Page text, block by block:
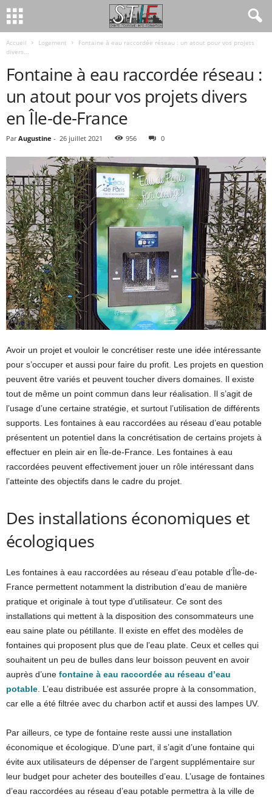
Accueil Logement
Fontaine à eau raccordée réseau : un atout pour vos projets
divers...
Fontaine à eau raccordée réseau :
un atout pour vos projets divers
en Île-de-France
Par Augustine - 26 juillet 2021 956 0
Avoir un projet et vouloir le concrétiser reste une idée intéressante
pour s’occuper et aussi pour faire du profit. Les projets en question
peuvent être variés et peuvent toucher divers domaines. Il existe
tout de même un point commun dans leur réalisation. Il s’agit de
l’usage d’une certaine stratégie, et surtout l’utilisation de différents
supports. Les fontaines à eau raccordées au réseau d’eau potable
présentent un potentiel dans la concrétisation de certains projets à
effectuer en plein air en Île-de-France. Les fontaines à eau
raccordées peuvent effectivement jouer un rôle intéressant dans
l’atteinte des objectifs dans le cadre du projet.
Des installations économiques et
écologiques
Les fontaines à eau raccordées au réseau d’eau potable d’Île-de-
France permettent notamment la distribution d’eau de manière
pratique et originale à tout type d’utilisateur. Ce sont des
installations qui mettent à la disposition des consommateurs une
eau saine plate ou pétillante. Il existe en effet des modèles de
fontaines qui proposent plus que de l’eau plate. Ceux et celles qui
souhaitent un peu de bulles dans leur boisson peuvent en avoir
auprès d’une fontaine à eau raccordée au réseau d’eau
potable. L’eau distribuée est assurée propre à la consommation,
car elle a été filtrée avec du charbon actif et aussi des lampes UV.
Par ailleurs, ce type de fontaine reste aussi une installation
économique et écologique. D’une part, il s’agit d’une fontaine qui
évite aux utilisateurs de dépenser de l’argent supplémentaire sur
leur budget pour acheter des bouteilles d’eau. L’usage de fontaines
d’eau raccordées au réseau d’eau potable permettra à la ville de